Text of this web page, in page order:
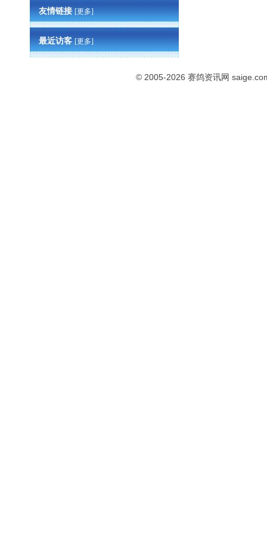
友情链接[更多]
最近访客[更多]
© 2005-2026 赛鸽资讯网